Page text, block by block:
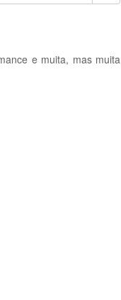
e muita, mas muita